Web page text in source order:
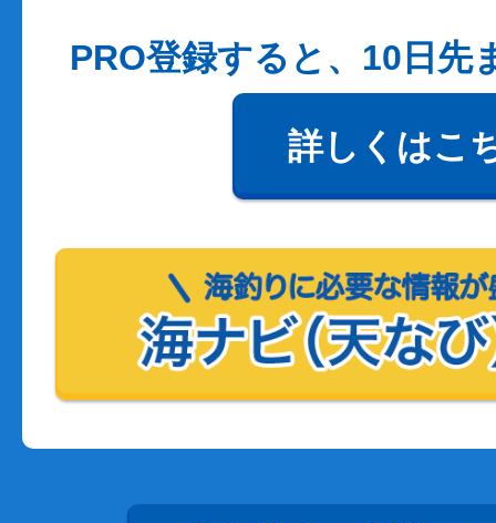
PRO登録すると、10日先
詳しくはこ